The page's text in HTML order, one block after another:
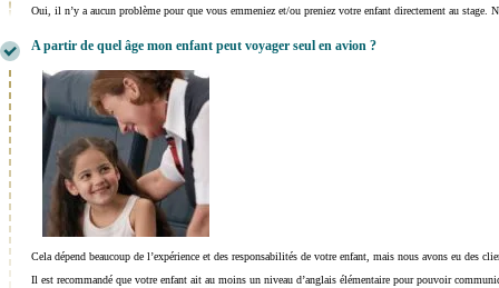
Oui, il n’y a aucun problème pour que vous emmeniez et/ou preniez votre enfant directement au
A partir de quel âge mon enfant peut voyager seul en avion ?
Cela dépend beaucoup de l’expérience et des responsabilités de votre enfant, mais nous avons eu des
Il est recommandé que votre enfant ait au moins un niveau d’anglais élémentaire pour pouvoir